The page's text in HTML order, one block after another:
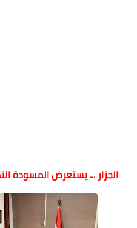
الجزار ... يستعرض المسودة